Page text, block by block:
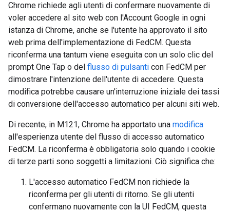
Chrome richiede agli utenti di confermare nuovamente di
voler accedere al sito web con l'Account Google in ogni
istanza di Chrome, anche se l'utente ha approvato il sito
web prima dell'implementazione di FedCM. Questa
riconferma una tantum viene eseguita con un solo clic del
prompt One Tap o del flusso di pulsanti con FedCM per
dimostrare l'intenzione dell'utente di accedere. Questa
modifica potrebbe causare un'interruzione iniziale dei tassi
di conversione dell'accesso automatico per alcuni siti web.
Di recente, in M121, Chrome ha apportato una modifica
all'esperienza utente del flusso di accesso automatico
FedCM. La riconferma è obbligatoria solo quando i cookie
di terze parti sono soggetti a limitazioni. Ciò significa che:
L'accesso automatico FedCM non richiede la
riconferma per gli utenti di ritorno. Se gli utenti
confermano nuovamente con la UI FedCM, questa